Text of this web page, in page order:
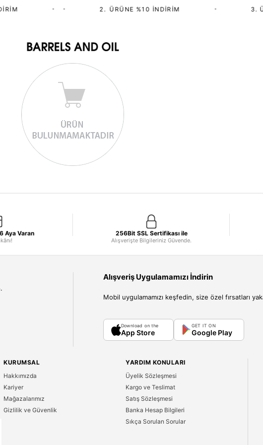
2.⁠ ⁠ÜRÜNE %10 İNDIRIM 3.
Aya Varan 256Bit SSL Sertifikası ile
Alışverişte Bilgileriniz Güvende.
Alışveriş Uygulamamızı İndirin
Mobil uygulamamızı keşfedin, size özel fırsatları
Download on the
App Store
GET IT ON
Google Play
KURUMSAL
Hakkımızda
Kariyer
Mağazalarımız
Gizlilik ve Güvenlik
YARDIM KONULARI
Üyelik Sözleşmesi
Kargo ve Teslimat
Satış Sözleşmesi
Banka Hesap Bilgileri
Sıkça Sorulan Sorular